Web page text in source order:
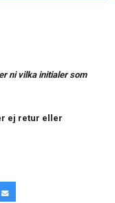
ni vilka initialer som
ej retur eller